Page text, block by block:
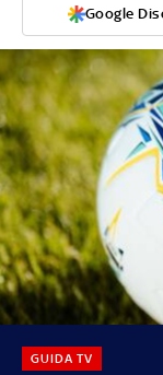
Google
GUIDA TV